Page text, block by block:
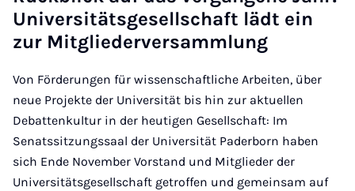
Uni­versitäts­gesell­schaft lädt ein
zur Mit­gliederver­sammlung
Von Förderungen für wissenschaftliche Arbeiten, über
neue Projekte der Universität bis hin zur aktuellen
Debattenkultur in der heutigen Gesellschaft: Im
Senatssitzungssaal der Universität Paderborn haben
sich Ende November Vorstand und Mitglieder der
Universitätsgesellschaft getroffen und gemeinsam auf